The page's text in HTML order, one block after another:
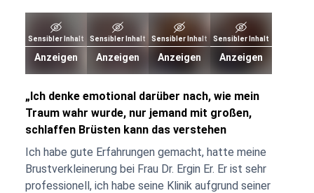
Sensibler Inhalt
Anzeigen
Sensibler Inhalt
Anzeigen
Sensibler Inhalt
Anzeigen
Sensibler Inhalt
Anzeigen
„Ich denke emotional darüber nach, wie mein
Traum wahr wurde, nur jemand mit großen,
schlaffen Brüsten kann das verstehen
Ich habe gute Erfahrungen gemacht, hatte meine
Brustverkleinerung bei Frau Dr. Ergin Er. Er ist sehr
professionell, ich habe seine Klinik aufgrund seiner